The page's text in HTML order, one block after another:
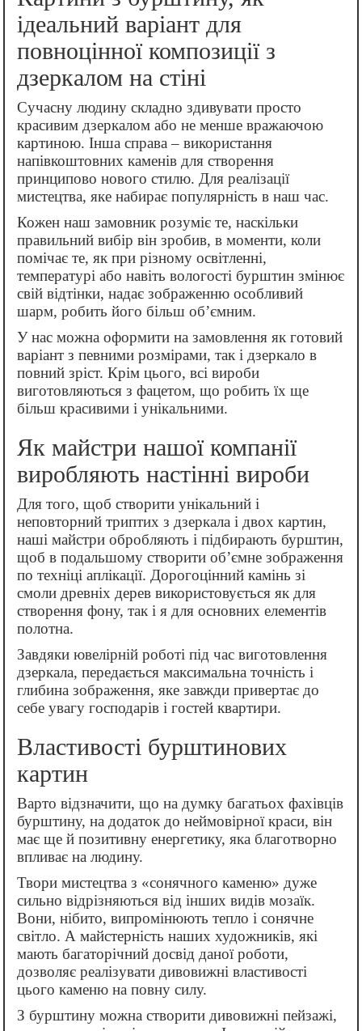
ідеальний варіант для
повноцінної композиції з
дзеркалом на стіні
Сучасну людину складно здивувати просто
красивим дзеркалом або не менше вражаючою
картиною. Інша справа – використання
напівкоштовних каменів для створення
принципово нового стилю. Для реалізації
мистецтва, яке набирає популярність в наш час.
Кожен наш замовник розуміє те, наскільки
правильний вибір він зробив, в моменти, коли
помічає те, як при різному освітленні,
температурі або навіть вологості бурштин змінює
свій відтінки, надає зображенню особливий
шарм, робить його більш об’ємним.
У нас можна оформити на замовлення як готовий
варіант з певними розмірами, так і дзеркало в
повний зріст. Крім цього, всі вироби
виготовляються з фацетом, що робить їх ще
більш красивими і унікальними.
Як майстри нашої компанії
виробляють настінні вироби
Для того, щоб створити унікальний і
неповторний триптих з дзеркала і двох картин,
наші майстри обробляють і підбирають бурштин,
щоб в подальшому створити об’ємне зображення
по техніці аплікації. Дорогоцінний камінь зі
смоли древніх дерев використовується як для
створення фону, так і я для основних елементів
полотна.
Завдяки ювелірній роботі під час виготовлення
дзеркала, передається максимальна точність і
глибина зображення, яке завжди привертає до
себе увагу господарів і гостей квартири.
Властивості бурштинових
картин
Варто відзначити, що на думку багатьох фахівців
бурштину, на додаток до неймовірної краси, він
має ще й позитивну енергетику, яка благотворно
впливає на людину.
Твори мистецтва з «сонячного каменю» дуже
сильно відрізняються від інших видів мозаїк.
Вони, нібито, випромінюють тепло і сонячне
світло. А майстерність наших художників, які
мають багаторічний досвід даної роботи,
дозволяє реалізувати дивовижні властивості
цього каменю на повну силу.
З бурштину можна створити дивовижні пейзажі,